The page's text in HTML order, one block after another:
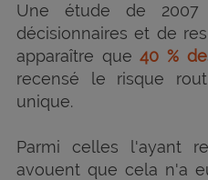
Une étude de 2007
décisionnaires et de
apparaître que40 %
recensé le risque
unique.
Parmi celles l'ayant
avouent que cela n'a